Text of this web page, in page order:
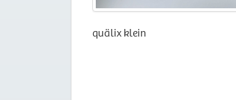
quälix klein